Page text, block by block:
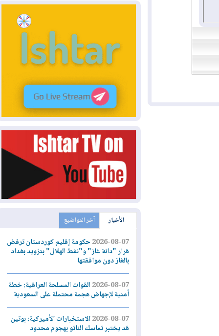
الأخبار آخر المواضيع
2026-08-07حكومة إقليم كوردستان ترفض
قرار "دانة غاز" و"نفط الهلال" بتزويد بغداد
بالغاز دون موافقتها
2026-08-07القوات المسلحة العراقية: خطة
أمنية لإجهاض هجمة محتملة على السعودية
2026-08-07الاستخبارات الأميركية: بوتين
قد يختبر تماسك الناتو بهجوم محدود